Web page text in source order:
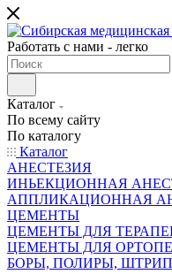
Работать с нами - легко
Каталог
По всему сайту
По каталогу
Каталог
АНЕСТЕЗИЯ
ИНЬЕКЦИОННАЯ
АППЛИКАЦИОННАЯ
ЦЕМЕНТЫ
ЦЕМЕНТЫ ДЛЯ
ЦЕМЕНТЫ ДЛЯ
БОРЫ, ПОЛИРЫ,